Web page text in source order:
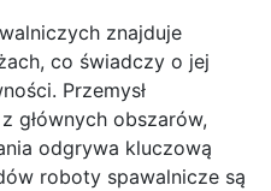
znajduje
co świadczy o jej
Przemysł
głównych obszarów,
odgrywa kluczową
roboty spawalnicze są